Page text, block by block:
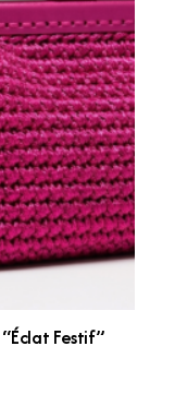
Festif”